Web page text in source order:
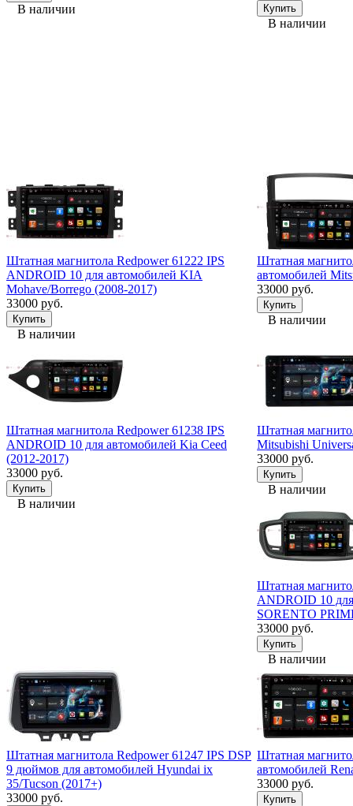
В наличии
В наличии
Штатная магнитола Redpower 61222 IPS
ANDROID 10 для автомобилей KIA
Mohave/Borrego (2008-2017)
33000 руб.
В наличии
Штатная
автомобилей
33000 руб.
В наличии
Штатная магнитола Redpower 61238 IPS
ANDROID 10 для автомобилей Kia Ceed
(2012-2017)
33000 руб.
В наличии
Штатная
Mitsubishi
33000 руб.
В наличии
Штатная
ANDROID 10
SORENTO
33000 руб.
В наличии
Штатная магнитола Redpower 61247 IPS DSP
9 дюймов для автомобилей Hyundai ix
35/Tucson (2017+)
33000 руб.
Штатная
автомобилей
33000 руб.